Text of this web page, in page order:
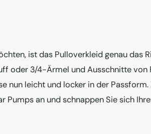
ist das Pulloverkleid genau das
oder 3/4-Ärmel und Ausschnitte von
nun leicht und locker in der
an und schnappen Sie sich